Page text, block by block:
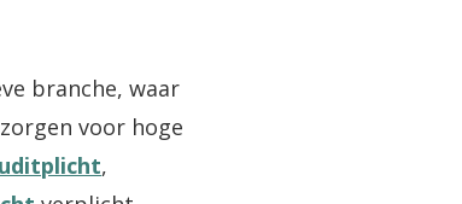
branche, waar
voor hoge
,